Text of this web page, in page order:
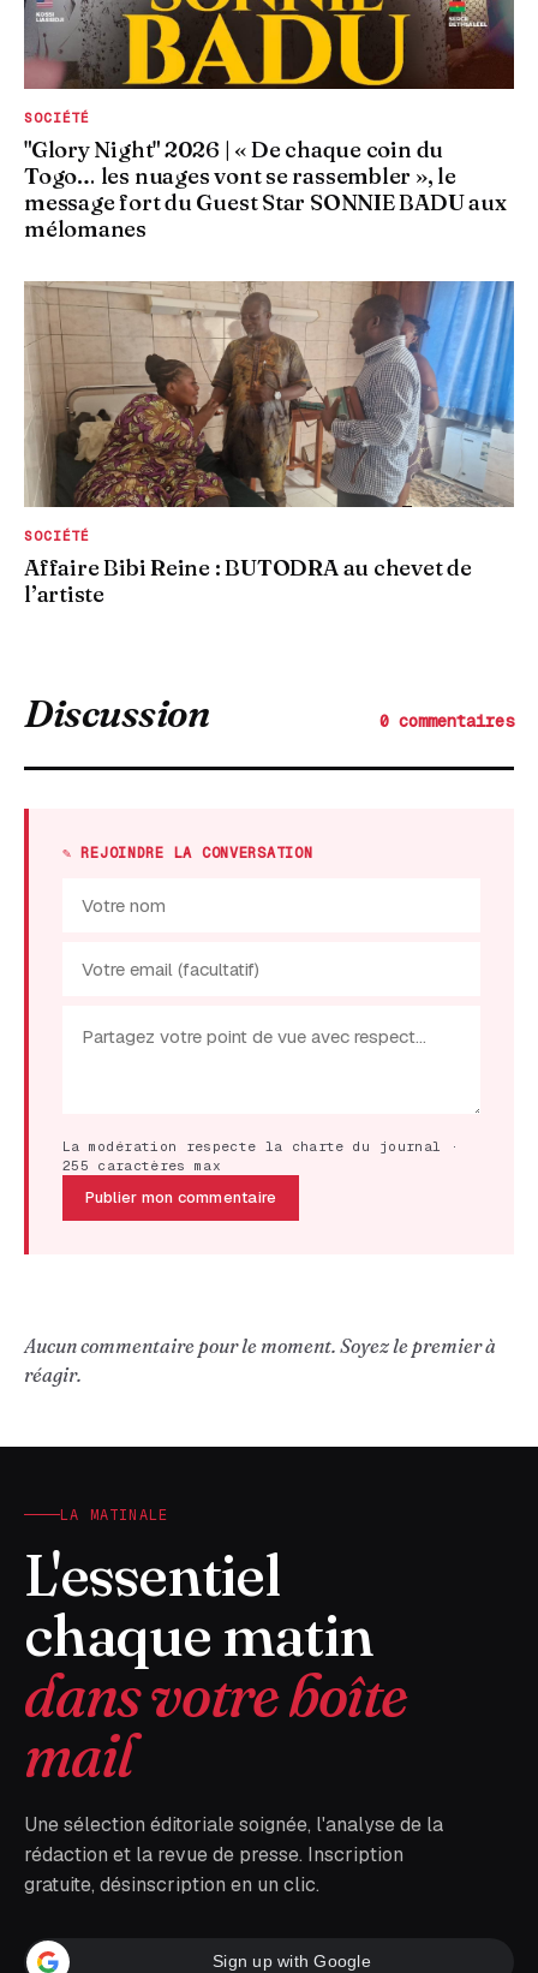
SOCIÉTÉ
"Glory Night" 2026 | « De chaque coin du
Togo… les nuages vont se rassembler », le
message fort du Guest Star SONNIE BADU aux
mélomanes
SOCIÉTÉ
Affaire Bibi Reine : BUTODRA au chevet de
l’artiste
Discussion 0 commentaires
✎ REJOINDRE LA CONVERSATION
La modération respecte la charte du journal ·
255 caractères max
Publier mon commentaire
Aucun commentaire pour le moment. Soyez le premier à
réagir.
LA MATINALE
L'essentiel
chaque matin
dans votre boîte
mail
Une sélection éditoriale soignée, l'analyse de la
rédaction et la revue de presse. Inscription
gratuite, désinscription en un clic.
Sign up with Google